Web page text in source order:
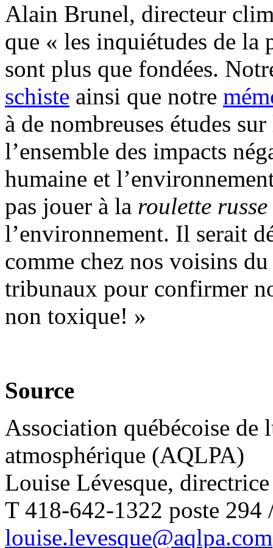
Alain Brunel, directeur
que « les inquiétudes de
sont plus que fondées.
schiste ainsi que notre
à de nombreuses études
l’ensemble des impacts
humaine et
pas jouer à la roulette russe
l’environnement. Il serait
comme chez nos voisins
tribunaux pour confirmer
non toxique! »
Source
Association québécoise
atmosphérique (AQLPA)
Louise Lévesque,
T 418-642-1322 poste
louise.levesque@aqlpa.com